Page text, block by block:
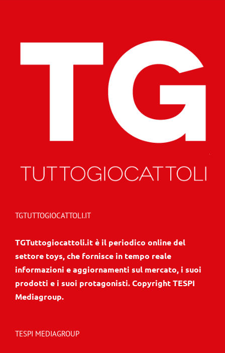
TGTUTTOGIOCATTOLI.IT
TGTuttogiocattoli.it è il periodico online del
settore toys, che fornisce in tempo reale
informazioni e aggiornamenti sul mercato, i suoi
prodotti e i suoi protagonisti. Copyright TESPI
Mediagroup.
TESPI MEDIAGROUP